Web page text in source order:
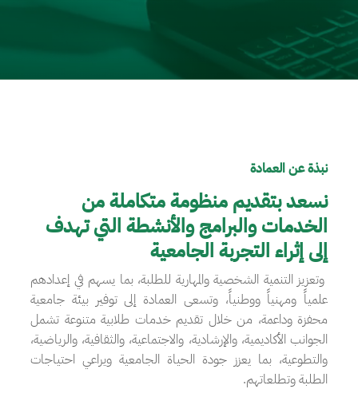
نبذة عن العمادة
نسعد بتقديم منظومة متكاملة من
الخدمات والبرامج والأنشطة التي تهدف
إلى إثراء التجربة الجامعية
وتعزيز التنمية الشخصية والمهارية للطلبة، بما يسهم في إعدادهم
علمياً ومهنياً ووطنياً، وتسعى العمادة إلى توفير بيئة جامعية
محفزة وداعمة، من خلال تقديم خدمات طلابية متنوعة تشمل
الجوانب الأكاديمية، والإرشادية، والاجتماعية، والثقافية، والرياضية،
والتطوعية، بما يعزز جودة الحياة الجامعية ويراعي احتياجات
الطلبة وتطلعاتهم.